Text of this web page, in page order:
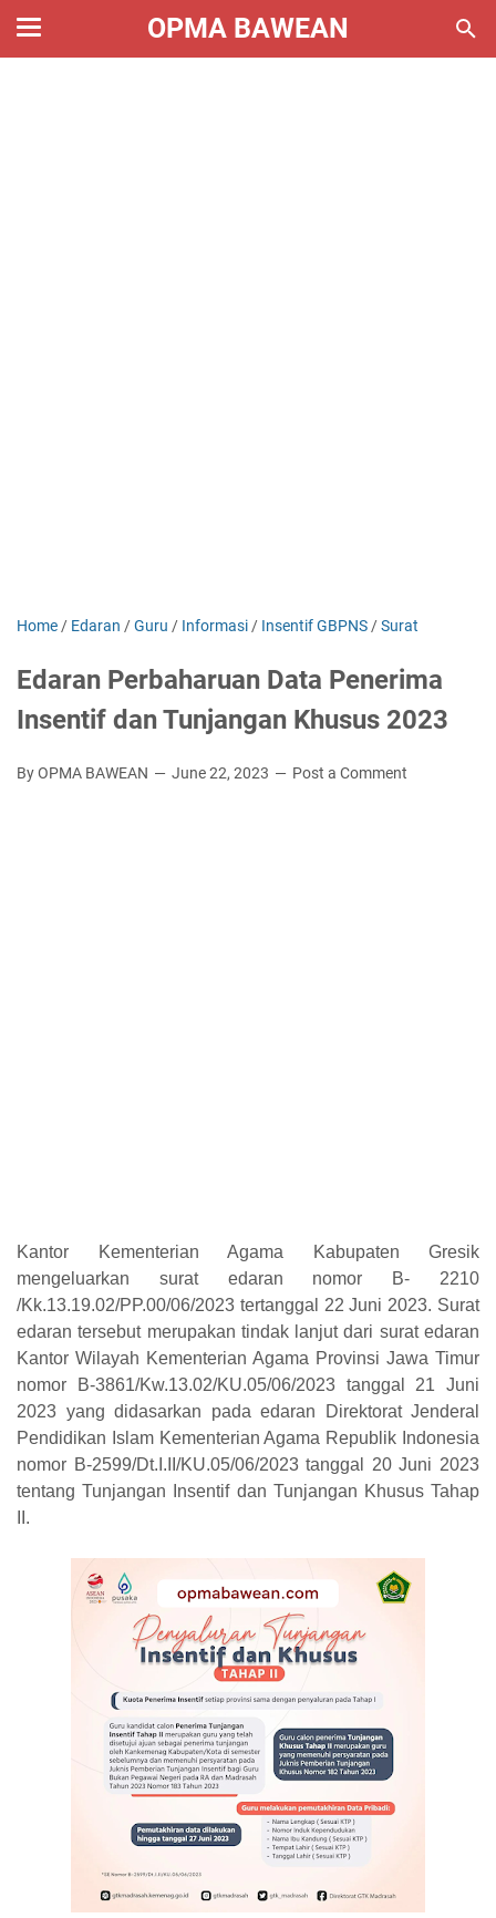
OPMA BAWEAN
Home / Edaran /Guru / Informasi / Insentif GBPNS /Surat
Edaran Perbaharuan Data Penerima
Insentif dan Tunjangan Khusus 2023
By OPMA BAWEAN June 22, 2023 Post a Comment
Kantor Kementerian Agama Kabupaten Gresik
mengeluarkan surat edaran nomor B- 2210
/Kk.13.19.02/PP.00/06/2023 tertanggal 22 Juni 2023. Surat
edaran tersebut merupakan tindak lanjut dari surat edaran
Kantor Wilayah Kementerian Agama Provinsi Jawa Timur
nomor B-3861/Kw.13.02/KU.05/06/2023 tanggal 21 Juni
2023 yang didasarkan pada edaran Direktorat Jenderal
Pendidikan Islam Kementerian Agama Republik Indonesia
nomor B-2599/Dt.I.II/KU.05/06/2023 tanggal 20 Juni 2023
tentang Tunjangan Insentif dan Tunjangan Khusus Tahap
II.